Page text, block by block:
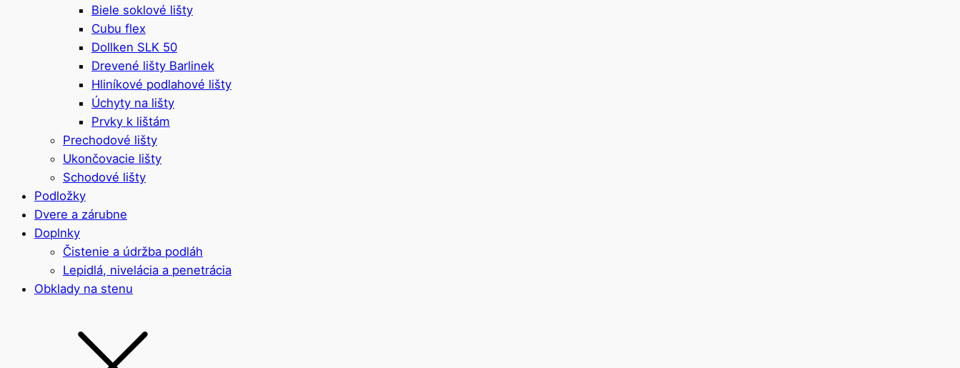
Biele soklové lišty
Cubu flex
Dollken SLK 50
Drevené lišty Barlinek
Hliníkové podlahové lišty
Úchyty na lišty
Prvky k lištám
Prechodové lišty
Ukončovacie lišty
Schodové lišty
Podložky
Dvere a zárubne
Doplnky
Čistenie a údržba podláh
Lepidlá, nivelácia a penetrácia
Obklady na stenu